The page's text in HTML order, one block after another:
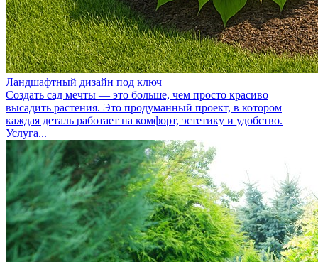
Ландшафтный дизайн под ключ
Создать сад мечты — это больше, чем просто красиво
высадить растения. Это продуманный проект, в котором
каждая деталь работает на комфорт, эстетику и удобство.
Услуга...